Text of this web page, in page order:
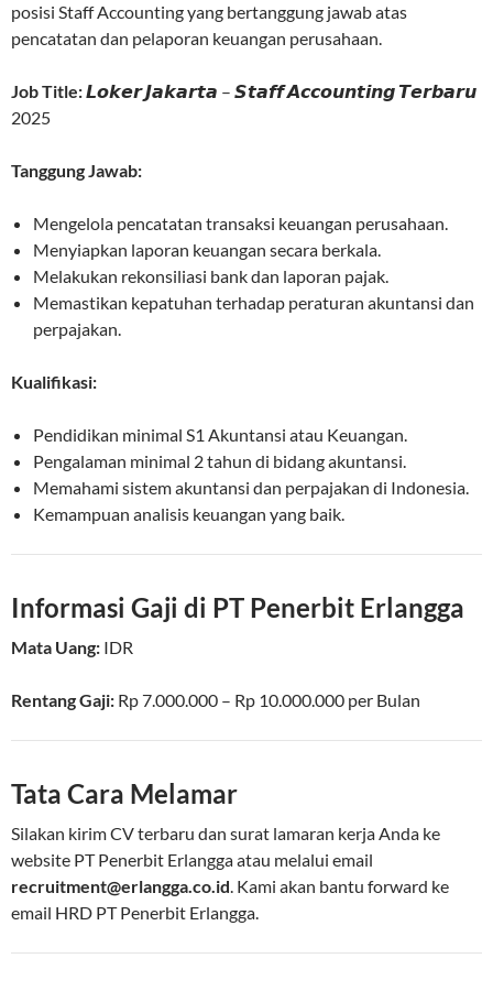
posisi Staff Accounting yang bertanggung jawab atas
pencatatan dan pelaporan keuangan perusahaan.
Job Title:𝙇𝙤𝙠𝙚𝙧 𝙅𝙖𝙠𝙖𝙧𝙩𝙖 – 𝙎𝙩𝙖𝙛𝙛 𝘼𝙘𝙘𝙤𝙪𝙣𝙩𝙞𝙣𝙜 𝙏𝙚𝙧𝙗𝙖𝙧𝙪
2025
Tanggung Jawab:
Mengelola pencatatan transaksi keuangan perusahaan.
Menyiapkan laporan keuangan secara berkala.
Melakukan rekonsiliasi bank dan laporan pajak.
Memastikan kepatuhan terhadap peraturan akuntansi dan
perpajakan.
Kualifikasi:
Pendidikan minimal S1 Akuntansi atau Keuangan.
Pengalaman minimal 2 tahun di bidang akuntansi.
Memahami sistem akuntansi dan perpajakan di Indonesia.
Kemampuan analisis keuangan yang baik.
Informasi Gaji di PT Penerbit Erlangga
Mata Uang: IDR
Rentang Gaji: Rp7.000.000 – Rp 10.000.000 per Bulan
Tata Cara Melamar
Silakan kirim CV terbaru dan surat lamaran kerja Anda ke
website PT Penerbit Erlangga atau melalui email
recruitment@erlangga.co.id. Kami akan bantu forward ke
email HRD PT Penerbit Erlangga.